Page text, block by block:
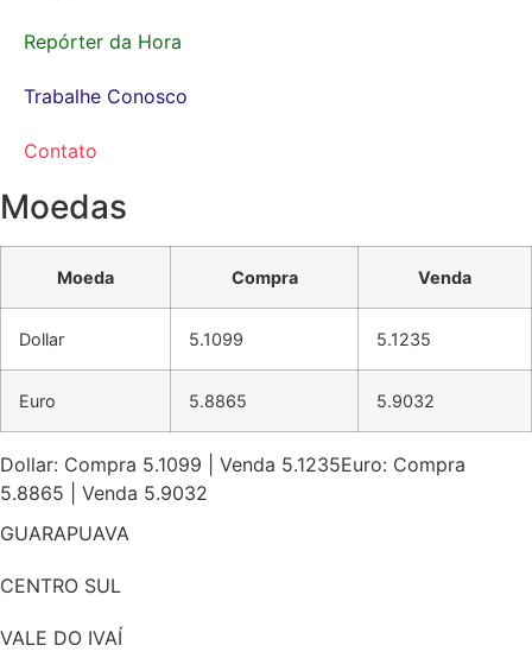
Repórter da Hora
Trabalhe Conosco
Contato
Moedas
Moeda Compra Venda
Dollar 5.1099 5.1235
Euro 5.8865 5.9032
Dollar: Compra 5.1099 | Venda 5.1235Euro: Compra
5.8865 | Venda 5.9032
GUARAPUAVA
CENTRO SUL
VALE DO IVAÍ